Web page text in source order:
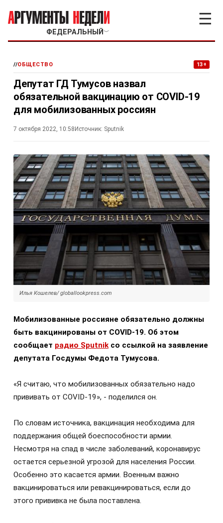
ФЕДЕРАЛЬНЫЙ ﹀
☰
//ОБЩЕСТВО 13+
Депутат ГД Тумусов назвал
обязательной вакцинацию от COVID-19
для мобилизованных россиян
7 октября 2022, 10:58 Источник: Sputnik
Илья Кошелев/ globallookpress.com
Мобилизованные россияне обязательно должны
быть вакцинированы от COVID-19. Об этом
сообщает радио Sputnikсо ссылкой на заявление
депутата Госдумы Федота Тумусова.
«Я считаю, что мобилизованных обязательно надо
прививать от COVID-19», - поделился он.
По словам источника, вакцинация необходима для
поддержания общей боеспособности армии.
Несмотря на спад в числе заболеваний, коронавирус
остается серьезной угрозой для населения России.
Особенно это касается армии. Военным важно
вакцинироваться или ревакцинироваться, если до
этого прививка не была поставлена.